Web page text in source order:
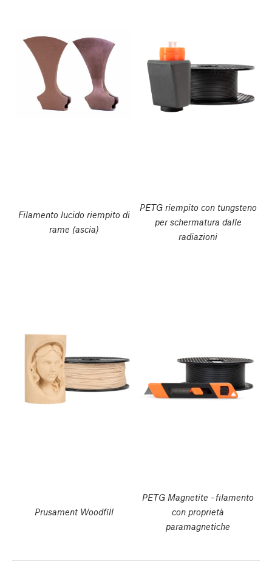
Filamento lucido riempito di
rame (ascia)
PETG riempito con tungsteno
per schermatura dalle
radiazioni
Prusament Woodfill
PETG Magnetite - filamento
con proprietà
paramagnetiche